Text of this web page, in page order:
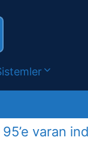
95’e varan